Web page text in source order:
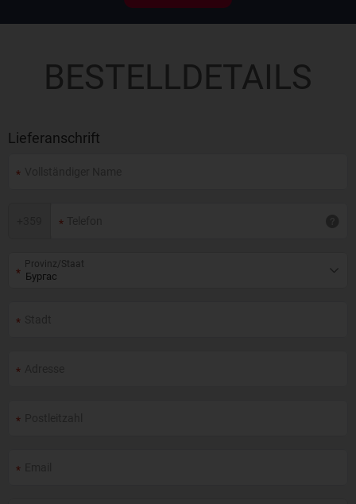
BESTELLDETAILS
Lieferanschrift
Provinz/Staat